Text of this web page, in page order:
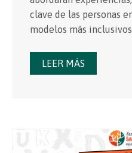
clave de las personas
modelos más
LEER MÁS